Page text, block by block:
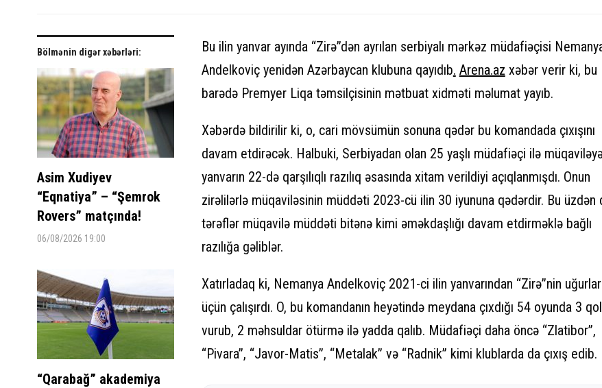
Bölmənin digər xəbərləri:
Asim Xudiyev
“Eqnatiya” – “Şemrok
Rovers” matçında!
06/08/2026 19:00
“Qarabağ” akademiya
Bu ilin yanvar ayında “Zirə”dən ayrılan serbiyalı mərkəz müdafiəçisi
Andelkoviç yenidən Azərbaycan klubuna qayıdıb. Arena.az xəbər verir ki, bu
barədə Premyer Liqa təmsilçisinin mətbuat xidməti məlumat yayıb.
Xəbərdə bildirilir ki, o, cari mövsümün sonuna qədər bu komandada çıxışını
davam etdirəcək. Halbuki, Serbiyadan olan 25 yaşlı müdafiəçi ilə
yanvarın 22-də qarşılıqlı razılıq əsasında xitam verildiyi açıqlanmışdı. Onun
zirəlilərlə müqaviləsinin müddəti 2023-cü ilin 30 iyununa qədərdir. Bu üzdən
tərəflər müqavilə müddəti bitənə kimi əməkdaşlığı davam etdirməklə bağlı
razılığa gəliblər.
Xatırladaq ki, Nemanya Andelkoviç 2021-ci ilin yanvarından “Zirə”nin
üçün çalışırdı. O, bu komandanın heyətində meydana çıxdığı 54 oyunda 3 qol
vurub, 2 məhsuldar ötürmə ilə yadda qalıb. Müdafiəçi daha öncə “Zlatibor”,
“Pivara”, “Javor-Matis”, “Metalak” və “Radnik” kimi klublarda da çıxış edib.